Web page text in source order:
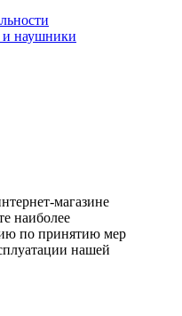
и наушники
магазине
наиболее
по принятию мер
нашей